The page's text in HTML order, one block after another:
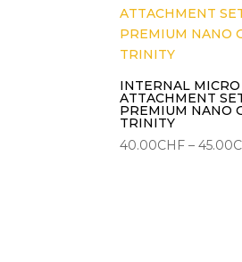
INTERNAL MICRO
ATTACHMENT
PREMIUM NANO
TRINITY
40.00CHF –45.00